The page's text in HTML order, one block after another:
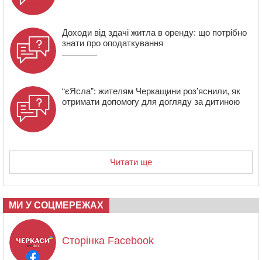
Доходи від здачі житла в оренду: що потрібно
знати про оподаткування
“єЯсла”: жителям Черкащини роз’яснили, як
отримати допомогу для догляду за дитиною
Читати ще
МИ У СОЦМЕРЕЖАХ
Сторінка Facebook